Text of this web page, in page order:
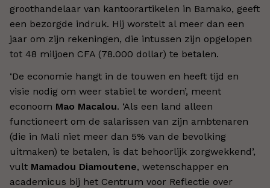
groothandelaar van kantoorartikelen in Bamako, geeft
een bezorgde indruk. Hij worstelt al meer dan een
jaar om zijn rekeningen, die intussen zijn opgelopen
tot 48 miljoen CFA (78.000 dollar) te betalen.
‘De economie hangt in de touwen en heeft tijd en
visie nodig om weer stabiel te worden’, meent
econoom Mao Macalou. ‘Als een land alleen
functioneert om de salarissen van zijn ambtenaren
(die in Mali niet meer dan 5% van de bevolking
uitmaken) te betalen, is dat behoorlijk zorgwekkend’,
vult Mamadou Diamoutene, wetenschapper en
academicus bij het Centrum voor Reflectie over